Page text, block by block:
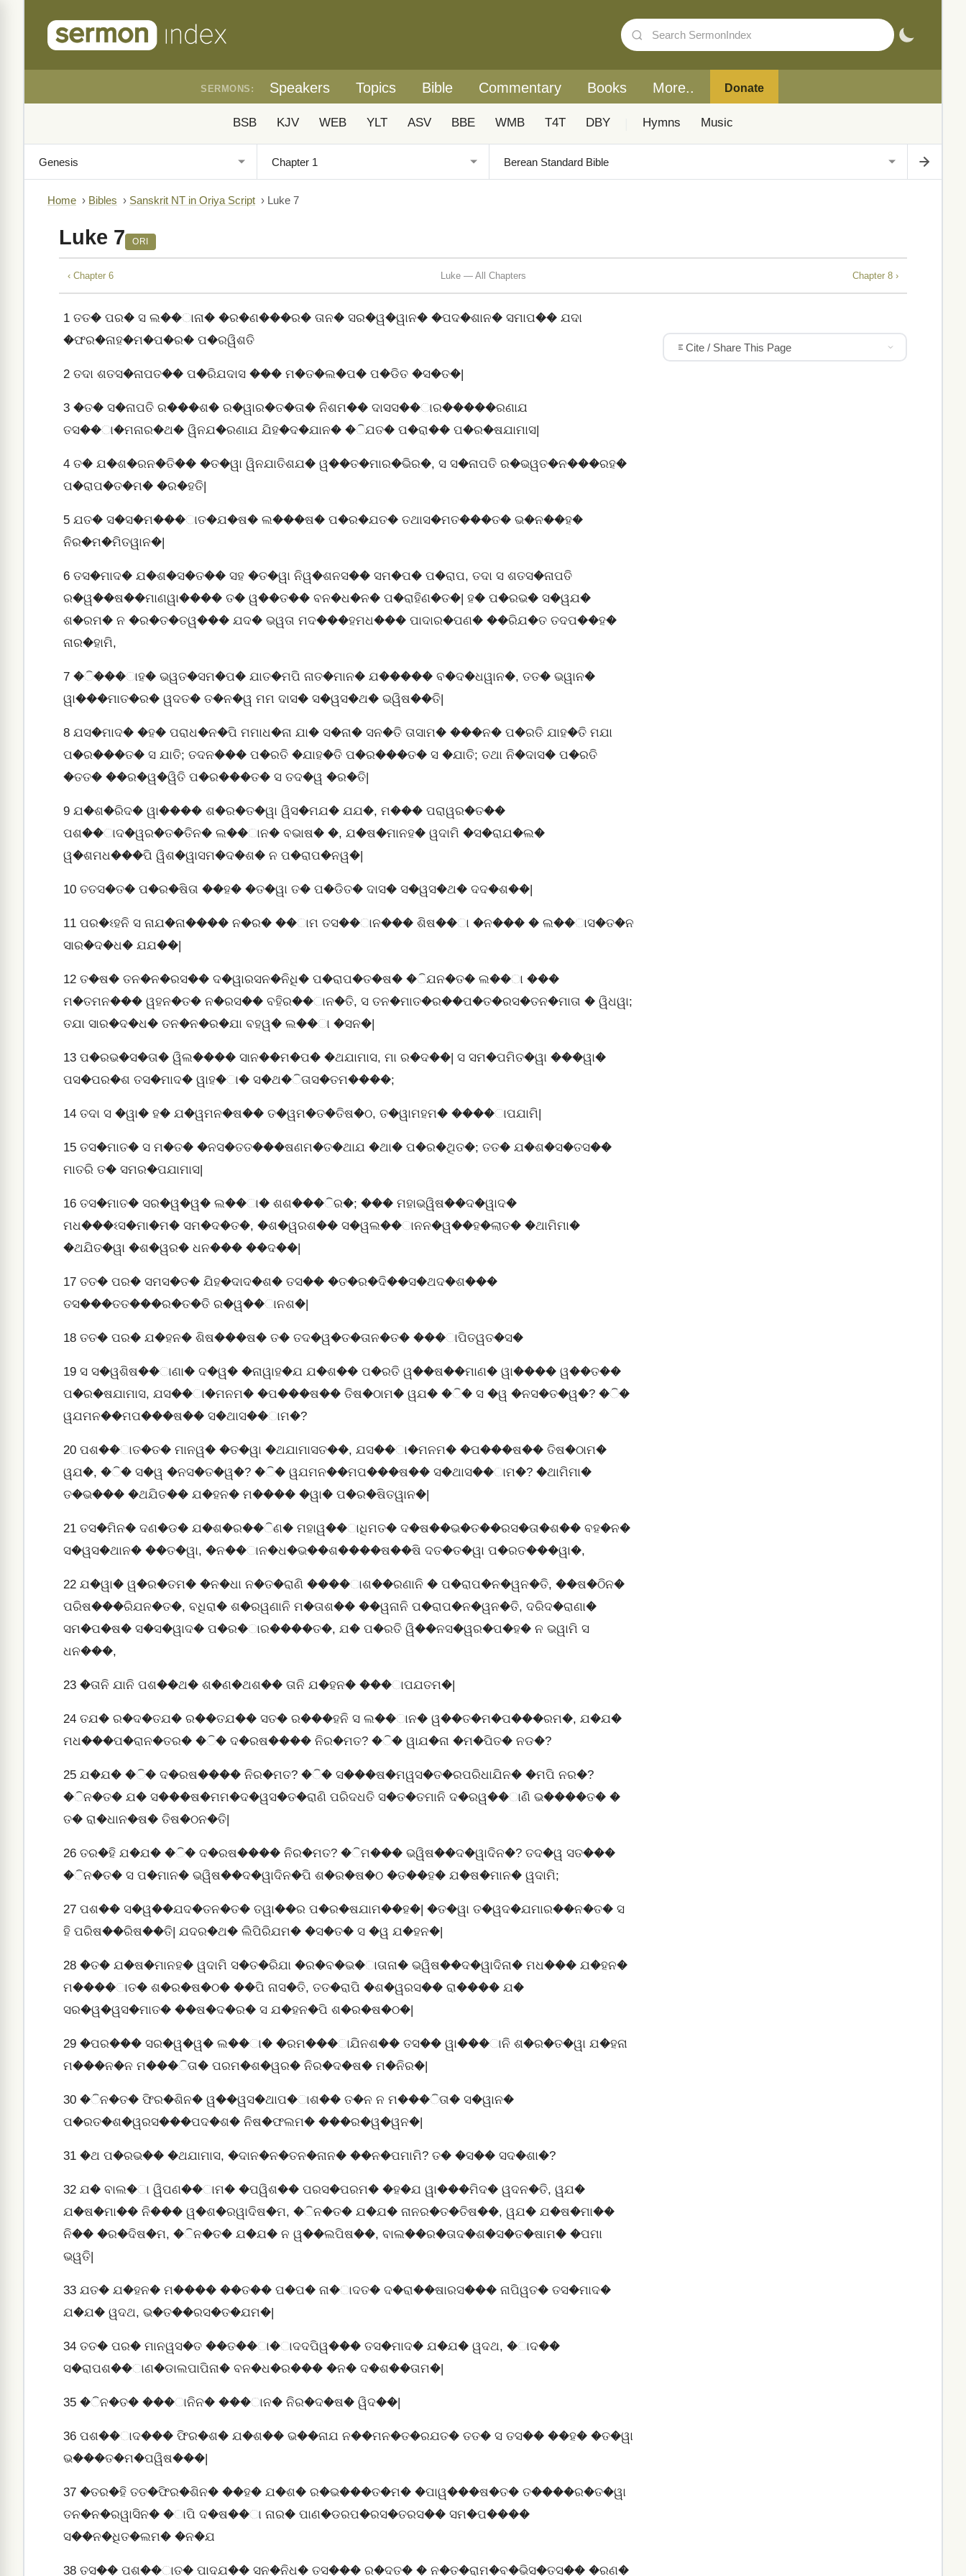
SERMONS: Speakers Topics Bible Commentary Books More.. Donate
BSB KJV WEB YLT ASV BBE WMB T4T DBY Hymns Music
Home › Bibles › Sanskrit NT in Oriya Script › Luke 7
Luke 7 ORI
‹ Chapter 6 Luke — All Chapters Chapter 8 ›
1 ତତ� ପର� ସ ଲ��ାନା� �ର�ଣ���ର� ତାନ� ସର�ୱ�ୱାନ� �ପଦ�ଶାନ� ସମାପ�� ଯଦା
�ଫର�ନାହ�ମ�ପ�ର� ପ�ରୱିଶତି
2 ତଦା ଶତସ�ନାପତ�� ପ�ରିଯଦାସ ��� ମ�ତ�ଲ�ପ� ପ�ଡିତ �ସ�ତ�|
3 �ତ� ସ�ନାପତି ର���ଶ� ର�ୱାର�ତ�ତା� ନିଶମ�� ଦାସସ��ାର�����ରଣାଯ
ତସ��ା�ମନାର�ଥ� ୱିନଯ�ରଣାଯ ଯିହ�ଦ�ଯାନ� �ିଯତ� ପ�ରା�� ପ�ର�ଷଯାମାସ|
4 ତ� ଯ�ଶ�ରନ�ତି�� �ତ�ୱା ୱିନଯାତିଶଯ� ୱ��ତ�ମାର�ଭିର�, ସ ସ�ନାପତି ର�ଭୱତ�ନ���ରହ�
ପ�ରାପ�ତ�ମ� �ର�ହତି|
5 ଯତ� ସ�ସ�ମ���ାତ�ଯ�ଷ� ଲ���ଷ� ପ�ର�ଯତ� ତଥାସ�ମତ���ତ� ଭ�ନ��ହ�
ନିର�ମ�ମିତୱାନ�|
6 ତସ�ମାଦ� ଯ�ଶ�ସ�ତ�� ସହ �ତ�ୱା ନିୱ�ଶନସ�� ସମ�ପ� ପ�ରାପ, ତଦା ସ ଶତସ�ନାପତି
ର�ୱ��ଷ��ମାଣୱା���� ତ� ୱ��ତ�� ବନ�ଧ�ନ� ପ�ରାହିଣ�ତ�| ହ� ପ�ରଭ� ସ�ୱଯ�
ଶ�ରମ� ନ �ର�ତ�ତୱ��� ଯଦ� ଭୱତା ମଦ���ହମଧ��� ପାଦାର�ପଣ� ��ରିଯ�ତ ତଦପ��ହ�
ନାର�ହାମି,
7 �ି���ାହ� ଭୱତ�ସମ�ପ� ଯାତ�ମପି ନାତ�ମାନ� ଯ����� ବ�ଦ�ଧୱାନ�, ତତ� ଭୱାନ�
ୱା���ମାତ�ର� ୱଦତ� ତ�ନ�ୱ ମମ ଦାସ� ସ�ୱସ�ଥ� ଭୱିଷ��ତି|
8 ଯସ�ମାଦ� �ହ� ପରାଧ�ନ�ପି ମମାଧ�ନା ଯା� ସ�ନା� ସନ�ତି ତାସାମ� ���ନ� ପ�ରତି ଯାହ�ତି ମଯା
ପ�ର���ତ� ସ ଯାତି; ତଦନ��� ପ�ରତି �ଯାହ�ତି ପ�ର���ତ� ସ �ଯାତି; ତଥା ନି�ଦାସ� ପ�ରତି
�ତତ� ��ର�ୱ�ୱିତି ପ�ର���ତ� ସ ତଦ�ୱ �ର�ତି|
9 ଯ�ଶ�ରିଦ� ୱା���� ଶ�ର�ତ�ୱା ୱିସ�ମଯ� ଯଯ�, ମ��� ପରାୱର�ତ��
ପଶ��ାଦ�ୱର�ତ�ତିନ� ଲ��ାନ� ବଭାଷ� �, ଯ�ଷ�ମାନହ� ୱଦାମି �ସ�ରାଯ�ଲ�
ୱ�ଶମଧ���ପି ୱିଶ�ୱାସମ�ଦ�ଶ� ନ ପ�ରାପ�ନୱ�|
10 ତତସ�ତ� ପ�ର�ଷିତା ��ହ� �ତ�ୱା ତ� ପ�ଡିତ� ଦାସ� ସ�ୱସ�ଥ� ଦଦ�ଶ��|
11 ପର�ଽହନି ସ ନାଯ�ନା���� ନ�ର� ��ାମ ତସ��ାନ��� ଶିଷ��ା �ନ��� � ଲ��ାସ�ତ�ନ
ସାର�ଦ�ଧ� ଯଯ��|
12 ତ�ଷ� ତନ�ନ�ରସ�� ଦ�ୱାରସନ�ନିଧି� ପ�ରାପ�ତ�ଷ� �ିଯନ�ତ� ଲ��ା ���
ମ�ତମନ��� ୱହନ�ତ� ନ�ରସ�� ବହିର��ାନ�ତି, ସ ତନ�ମାତ�ର��ପ�ତ�ରସ�ତନ�ମାତା � ୱିଧୱା;
ତଯା ସାର�ଦ�ଧ� ତନ�ନ�ର�ଯା ବହୱ� ଲ��ା �ସନ�|
13 ପ�ରଭ�ସ�ତା� ୱିଲ���� ସାନ��ମ�ପ� �ଥଯାମାସ, ମା ର�ଦ��| ସ ସମ�ପମିତ�ୱା ���ୱା�
ପସ�ପର�ଶ ତସ�ମାଦ� ୱାହ�ା� ସ�ଥ�ିତାସ�ତମ����;
14 ତଦା ସ �ୱା� ହ� ଯ�ୱମନ�ଷ�� ତ�ୱମ�ତ�ତିଷ�ଠ, ତ�ୱାମହମ� ����ାପଯାମି|
15 ତସ�ମାତ� ସ ମ�ତ� �ନସ�ତତ���ଷଣମ�ତ�ଥାଯ �ଥା� ପ�ର�ଥିତ�; ତତ� ଯ�ଶ�ସ�ତସ��
ମାତରି ତ� ସମର�ପଯାମାସ|
16 ତସ�ମାତ� ସର�ୱ�ୱ� ଲ��ା� ଶଶ���ିର�; ��� ମହାଭୱିଷ��ଦ�ୱାଦ�
ମଧ���ଽସ�ମା�ମ� ସମ�ଦ�ତ�, �ଶ�ୱରଶ�� ସ�ୱଲ��ାନନ�ୱ��ହ�ଲାତ� �ଥାମିମା�
�ଥଯିତ�ୱା �ଶ�ୱର� ଧନ��� ��ଦ��|
17 ତତ� ପର� ସମସ�ତ� ଯିହ�ଦାଦ�ଶ� ତସ�� �ତ�ର�ଦି��ସ�ଥଦ�ଶ���
ତସ���ତତ���ର�ତ�ତି ର�ୱ��ାନଶ�|
18 ତତ� ପର� ଯ�ହନ� ଶିଷ���ଷ� ତ� ତଦ�ୱ�ତ�ତାନ�ତ� ���ାପିତୱତ�ସ�
19 ସ ସ�ୱଶିଷ��ାଣା� ଦ�ୱ� �ନାୱାହ�ଯ ଯ�ଶ�� ପ�ରତି ୱ��ଷ��ମାଣ� ୱା���� ୱ��ତ��
ପ�ର�ଷଯାମାସ, ଯସ��ା�ମନମ� �ପ���ଷ�� ତିଷ�ଠାମ� ୱଯ� �ି� ସ �ୱ �ନସ�ତ�ୱ�? �ି�
ୱଯମନ��ମପ���ଷ�� ସ�ଥାସ��ାମ�?
20 ପଶ��ାତ�ତ� ମାନୱ� �ତ�ୱା �ଥଯାମାସତ��, ଯସ��ା�ମନମ� �ପ���ଷ�� ତିଷ�ଠାମ�
ୱଯ�, �ି� ସ�ୱ �ନସ�ତ�ୱ�? �ି� ୱଯମନ��ମପ���ଷ�� ସ�ଥାସ��ାମ�? �ଥାମିମା�
ତ�ଭ��� �ଥଯିତ�� ଯ�ହନ� ମ���� �ୱା� ପ�ର�ଷିତୱାନ�|
21 ତସ�ମିନ� ଦଣ�ଡ� ଯ�ଶ�ର��ିଣ� ମହାୱ��ାଧିମତ� ଦ�ଷ��ଭ�ତ��ରସ�ତା�ଶ�� ବହ�ନ�
ସ�ୱସ�ଥାନ� ��ତ�ୱା, �ନ��ାନ�ଧ�ଭ��ଶ����ଷ��ଷି ଦତ�ତ�ୱା ପ�ରତ���ୱା�,
22 ଯ�ୱା� ୱ�ର�ତମ� �ନ�ଧା ନ�ତ�ରାଣି ����ାଶ��ରଣାନି � ପ�ରାପ�ନ�ୱନ�ତି, ��ଷ�ଠିନ�
ପରିଷ���ରିଯନ�ତ�, ବଧିରା� ଶ�ରୱଣାନି ମ�ତାଶ�� ��ୱନାନି ପ�ରାପ�ନ�ୱନ�ତି, ଦରିଦ�ରାଣା�
ସମ�ପ�ଷ� ସ�ସ�ୱାଦ� ପ�ର�ାର����ତ�, ଯ� ପ�ରତି ୱି��ନସ�ୱର�ପ�ହ� ନ ଭୱାମି ସ
ଧନ���,
23 �ତାନି ଯାନି ପଶ��ଥ� ଶ�ଣ�ଥଶ�� ତାନି ଯ�ହନ� ���ାପଯତମ�|
24 ତଯ� ର�ଦ�ତଯ� ର��ତଯ�� ସତ� ର���ହନି ସ ଲ��ାନ� ୱ��ତ�ମ�ପ���ରମ�, ଯ�ଯ�
ମଧ���ପ�ରାନ�ତର� �ି� ଦ�ରଷ���� ନିର�ମତ? �ି� ୱାଯ�ନା �ମ�ପିତ� ନଡ�?
25 ଯ�ଯ� �ି� ଦ�ରଷ���� ନିର�ମତ? �ି� ସ���ଷ�ମୱସ�ତ�ରପରିଧାଯିନ� �ମପି ନର�?
�ିନ�ତ� ଯ� ସ���ଷ�ମମ�ଦ�ୱସ�ତ�ରାଣି ପରିଦଧତି ସ�ତ�ତମାନି ଦ�ରୱ��ାଣି ଭ����ତ� �
ତ� ରା�ଧାନ�ଷ� ତିଷ�ଠନ�ତି|
26 ତର�ହି ଯ�ଯ� �ି� ଦ�ରଷ���� ନିର�ମତ? �ିମ��� ଭୱିଷ��ଦ�ୱାଦିନ�? ତଦ�ୱ ସତ���
�ିନ�ତ� ସ ପ�ମାନ� ଭୱିଷ��ଦ�ୱାଦିନ�ପି ଶ�ର�ଷ�ଠ �ତ��ହ� ଯ�ଷ�ମାନ� ୱଦାମି;
27 ପଶ�� ସ�ୱ��ଯଦ�ତନ�ତ� ତୱା��ର ପ�ର�ଷଯାମ��ହ�| �ତ�ୱା ତ�ୱଦ�ଯମାର��ନ�ତ� ସ
ହି ପରିଷ��ରିଷ��ତି| ଯଦର�ଥ� ଲିପିରିଯମ� �ସ�ତ� ସ �ୱ ଯ�ହନ�|
28 �ତ� ଯ�ଷ�ମାନହ� ୱଦାମି ସ�ତ�ରିଯା �ର�ବ�ଭ�ାତାନା� ଭୱିଷ��ଦ�ୱାଦିନା� ମଧ��� ଯ�ହନ�
ମ����ାତ� ଶ�ର�ଷ�ଠ� ��ପି ନାସ�ତି, ତତ�ରାପି �ଶ�ୱରସ�� ରା���� ଯ�
ସର�ୱ�ୱସ�ମାତ� ��ଷ�ଦ�ର� ସ ଯ�ହନ�ପି ଶ�ର�ଷ�ଠ�|
29 �ପର��� ସର�ୱ�ୱ� ଲ��ା� �ରମ���ାଯିନଶ�� ତସ�� ୱା���ାନି ଶ�ର�ତ�ୱା ଯ�ହନା
ମ���ନ�ନ ମ���ିତା� ପରମ�ଶ�ୱର� ନିର�ଦ�ଷ� ମ�ନିର�|
30 �ିନ�ତ� ଫିର�ଶିନ� ୱ��ୱସ�ଥାପ�ାଶ�� ତ�ନ ନ ମ���ିତା� ସ�ୱାନ�
ପ�ରତ�ଶ�ୱରସ���ପଦ�ଶ� ନିଷ�ଫଲମ� ���ର�ୱ�ୱନ�|
31 �ଥ ପ�ରଭ�� �ଥଯାମାସ, �ଦାନ�ନ�ତନ�ନାନ� ��ନ�ପମାମି? ତ� �ସ�� ସଦ�ଶା�?
32 ଯ� ବାଲ�ା ୱିପଣ��ାମ� �ପୱିଶ�� ପରସ�ପରମ� �ହ�ଯ ୱା���ମିଦ� ୱଦନ�ତି, ୱଯ�
ଯ�ଷ�ମା�� ନି��� ୱ�ଶ�ରୱାଦିଷ�ମ, �ିନ�ତ� ଯ�ଯ� ନାନର�ତ�ତିଷ��, ୱଯ� ଯ�ଷ�ମା��
ନି�� �ର�ଦିଷ�ମ, �ିନ�ତ� ଯ�ଯ� ନ ୱ��ଲପିଷ��, ବାଲ��ର�ତାଦ�ଶ�ସ�ତ�ଷାମ� �ପମା
ଭୱତି|
33 ଯତ� ଯ�ହନ� ମ���� ��ତ�� ପ�ପ� ନା�ାଦତ� ଦ�ରା��ଷାରସ��� ନାପିୱତ� ତସ�ମାଦ�
ଯ�ଯ� ୱଦଥ, ଭ�ତ��ରସ�ତ�ଯମ�|
34 ତତ� ପର� ମାନୱସ�ତ ��ତ��ା�ାଦଦପିୱ��� ତସ�ମାଦ� ଯ�ଯ� ୱଦଥ, �ାଦ��
ସ�ରାପଶ��ାଣ�ଡାଲପାପିନା� ବନ�ଧ�ର��� �ନ� ଦ�ଶ��ତାମ�|
35 �ିନ�ତ� ���ାନିନ� ���ାନ� ନିର�ଦ�ଷ� ୱିଦ��|
36 ପଶ��ାଦ��� ଫିର�ଶ� ଯ�ଶ�� ଭ��ନାଯ ନ��ମନ�ତ�ରଯତ� ତତ� ସ ତସ�� ��ହ� �ତ�ୱା
ଭ���ତ�ମ�ପୱିଷ���|
37 �ତର�ହି ତତ�ଫିର�ଶିନ� ��ହ� ଯ�ଶ� ର�ଭ���ତ�ମ� �ପାୱ���ଷ�ତ� ତ����ର�ତ�ୱା
ତନ�ନ�ରୱାସିନ� �ାପି ଦ�ଷ��ା ନାର� ପାଣ�ଡରପ�ରସ�ତରସ�� ସମ�ପ����
ସ��ନ�ଧିତ�ଲମ� �ନ�ଯ
38 ତସ�� ପଶ��ାତ� ପାଦଯ�� ସନ�ନିଧ� ତସ��� ର�ଦତ� � ନ�ତ�ରାମ�ବ�ଭିସ�ତସ�� �ରଣ�
Cite / Share This Page